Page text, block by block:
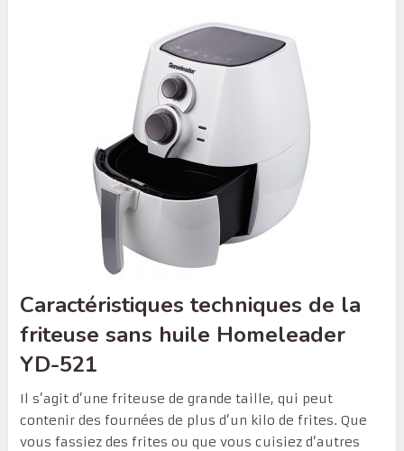
Caractéristiques techniques de la
friteuse sans huile Homeleader
YD-521
Il s’agit d’une friteuse de grande taille, qui peut
contenir des fournées de plus d’un kilo de frites. Que
vous fassiez des frites ou que vous cuisiez d’autres